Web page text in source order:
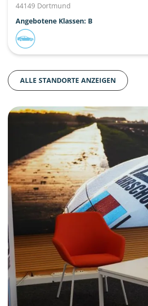
44149 Dortmund
Angebotene Klassen: B
ALLE STANDORTE ANZEIGEN